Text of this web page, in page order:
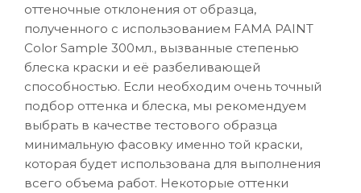
оттеночные отклонения от образца,
полученного с использованием FAMA PAINT
Color Sample 300мл., вызванные степенью
блеска краски и её разбеливающей
способностью. Если необходим очень точный
подбор оттенка и блеска, мы рекомендуем
выбрать в качестве тестового образца
минимальную фасовку именно той краски,
которая будет использована для выполнения
всего объема работ. Некоторые оттенки